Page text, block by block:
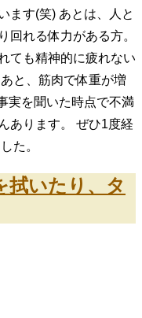
ます(笑) あとは、人と
回れる体力がある方。
ても精神的に疲れない
と、筋肉で体重が増
実を聞いた時点で不満
あります。 ぜひ1度経
た。
拭いたり、タ